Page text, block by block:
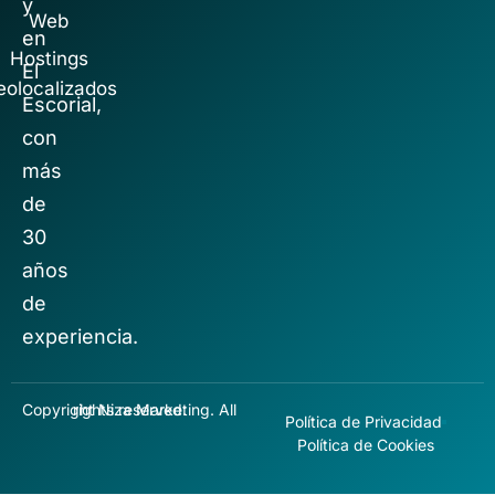
y
en
El
Escorial,
con
más
de
30
años
de
experiencia.
Web
Hostings
Copyright Niza Marketing. All rights reserved.
Política de Privacidad
Política de Cookies